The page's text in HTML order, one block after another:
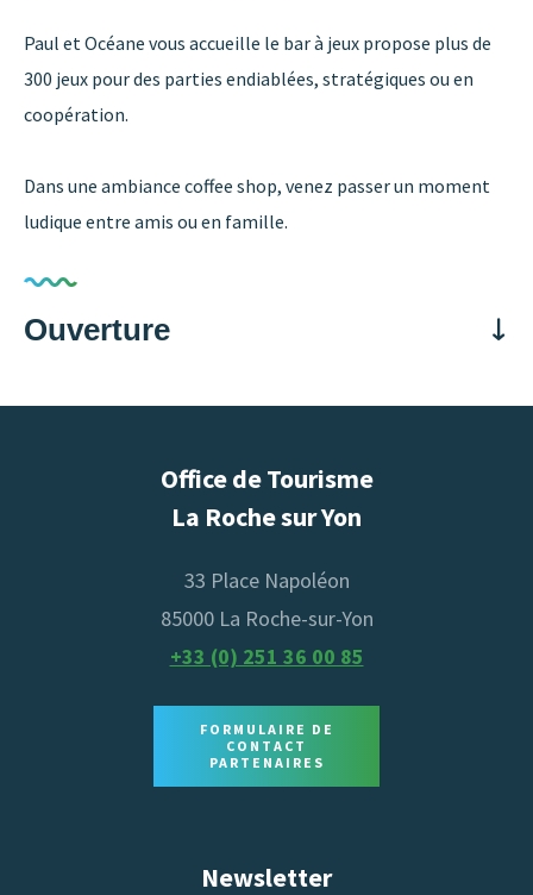
Paul et Océane vous accueille le bar à jeux propose plus de
300 jeux pour des parties endiablées, stratégiques ou en
coopération.
Dans une ambiance coffee shop, venez passer un moment
ludique entre amis ou en famille.
Ouverture
Mardi
Fermé
Jeudi
Ouvert de 17h à 22h
Dimanche
Ouvert de 14h à 20h
Office de Tourisme
La Roche sur Yon
33 Place Napoléon
85000 La Roche-sur-Yon
+33 (0) 251 36 00 85
FORMULAIRE DE
CONTACT
PARTENAIRES
Newsletter